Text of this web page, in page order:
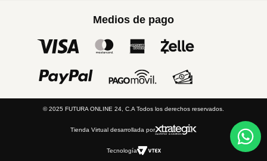
Medios de pago
© 2025 FUTURA ONLINE 24, C.A Todos los derechos reservados.
Tienda Virtual desarrollada por
Tecnología